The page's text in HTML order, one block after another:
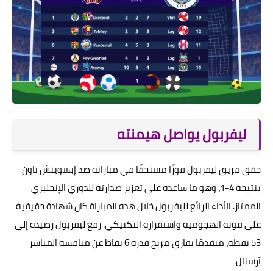
ليفربول يواصل هيمنته
حقق فريق ليفربول فوزًا مستحقًا في مباراته ضد إبسويتش تاون
بنتيجة 4-1، وهو ما ساعده على تعزيز صدارته للدوري الإنجليزي
الممتاز. الأداء الرائع لليفربول خلال هذه المباراة كان شهادة حقيقية
على قوته الهجومية واستقراره التكتيكي. رفع ليفربول رصيده إلى
53 نقطة، متقدمًا بفارق مريح قدره 6 نقاط عن منافسه المباشر
آرسنال.